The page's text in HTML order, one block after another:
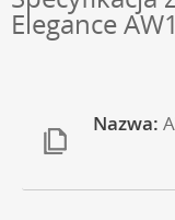
Elegance
Nazwa: